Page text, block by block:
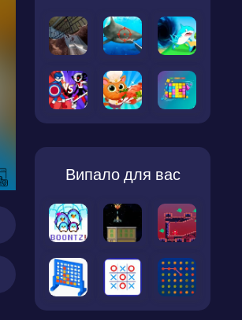
Випало для вас